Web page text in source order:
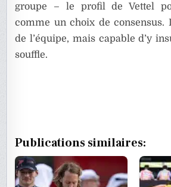
groupe – le profil de Vettel
comme un choix de consensus.
de l’équipe, mais capable d’y
souffle.
Publications similaires: